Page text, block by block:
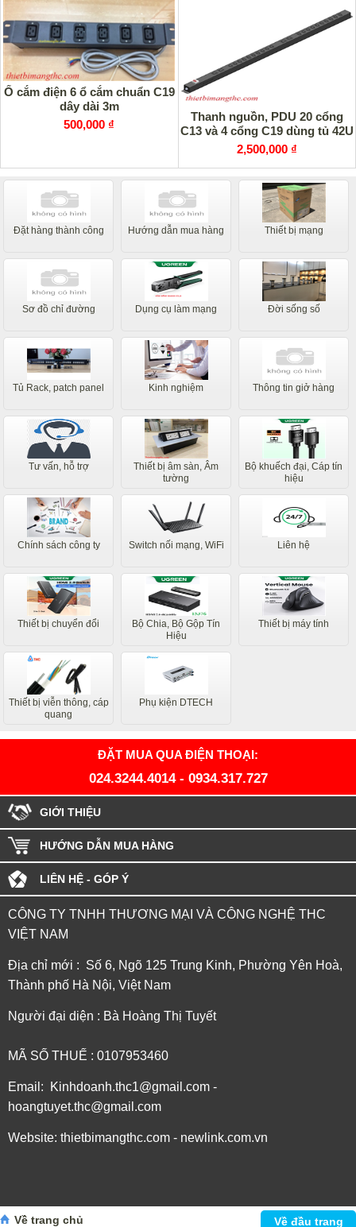
Ổ cắm điện 6 ổ cắm chuẩn C19
dây dài 3m
500,000 ₫
Thanh nguồn, PDU 20 cổng
C13 và 4 cổng C19 dùng tủ 42U
2,500,000 ₫
Đặt hàng thành công Hướng dẫn mua hàng Thiết bị mạng
Sơ đồ chỉ đường Dụng cụ làm mạng Đời sống số
Tủ Rack, patch panel Kinh nghiệm Thông tin giở hàng
Tư vấn, hỗ trợ
Thiết bị âm sàn, Âm
tường
Bộ khuếch đại, Cáp tín
hiệu
Chính sách công ty Switch nối mạng, WiFi Liên hệ
Thiết bị chuyển đổi
Bộ Chia, Bộ Gộp Tín
Hiệu
Thiết bị máy tính
Thiết bị viễn thông, cáp
quang
Phụ kiện DTECH
ĐẶT MUA QUA ĐIỆN THOẠI:
024.3244.4014- 0934.317.727
GIỚI THIỆU
HƯỚNG DẪN MUA HÀNG
LIÊN HỆ - GÓP Ý
CÔNG TY TNHH THƯƠNG MẠI VÀ CÔNG NGHỆ THC
VIỆT NAM
Địa chỉ mới : Số 6, Ngõ 125 Trung Kinh, Phường Yên Hoà,
Thành phố Hà Nội, Việt Nam
Người đại diện : Bà Hoàng Thị Tuyết
MÃ SỐ THUẾ : 0107953460
Email: Kinhdoanh.thc1@gmail.com -
hoangtuyet.thc@gmail.com
Website: thietbimangthc.com - newlink.com.vn
Về đầu trang
Về trang chủ